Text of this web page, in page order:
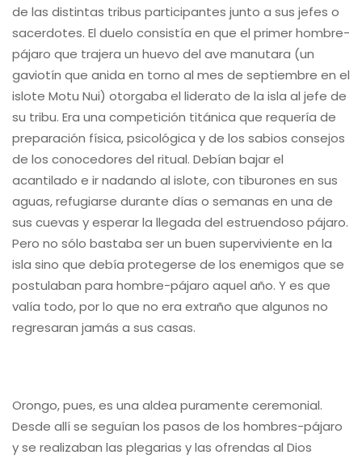
de las distintas tribus participantes junto a sus jefes o
sacerdotes. El duelo consistía en que el primer hombre-
pájaro que trajera un huevo del ave manutara (un
gaviotín que anida en torno al mes de septiembre en el
islote Motu Nui) otorgaba el liderato de la isla al jefe de
su tribu. Era una competición titánica que requería de
preparación física, psicológica y de los sabios consejos
de los conocedores del ritual. Debían bajar el
acantilado e ir nadando al islote, con tiburones en sus
aguas, refugiarse durante días o semanas en una de
sus cuevas y esperar la llegada del estruendoso pájaro.
Pero no sólo bastaba ser un buen superviviente en la
isla sino que debía protegerse de los enemigos que se
postulaban para hombre-pájaro aquel año. Y es que
valía todo, por lo que no era extraño que algunos no
regresaran jamás a sus casas.
Orongo, pues, es una aldea puramente ceremonial.
Desde allí se seguían los pasos de los hombres-pájaro
y se realizaban las plegarias y las ofrendas al Dios